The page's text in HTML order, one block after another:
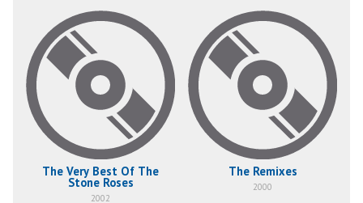
The Very Best Of The
Stone Roses
2002
The Remixes
2000